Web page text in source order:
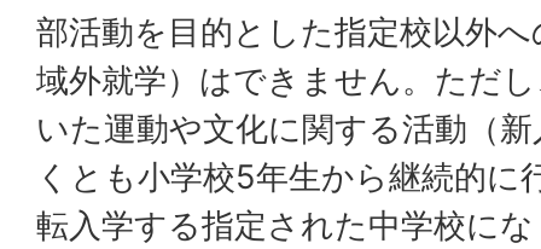
部活動を目的とした指定校以外
域外就学）はできません。ただ
いた運動や文化に関する活動（
くとも小学校5年生から継続的に
転入学する指定された中学校に